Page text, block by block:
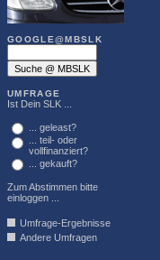
GOOGLE@MBSLK
UMFRAGE
Ist Dein SLK ...
... geleast?
... teil- oder
vollfinanziert?
... gekauft?
Zum Abstimmen bitte
einloggen ...
Umfrage-Ergebnisse
Andere Umfragen